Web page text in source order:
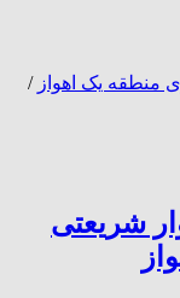
منطقه یک اهواز /
شریعتی